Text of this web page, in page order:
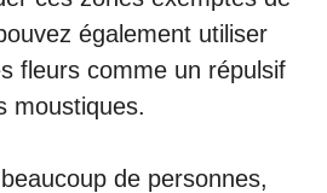
également utiliser
fleurs comme un répulsif
moustiques.
de personnes,